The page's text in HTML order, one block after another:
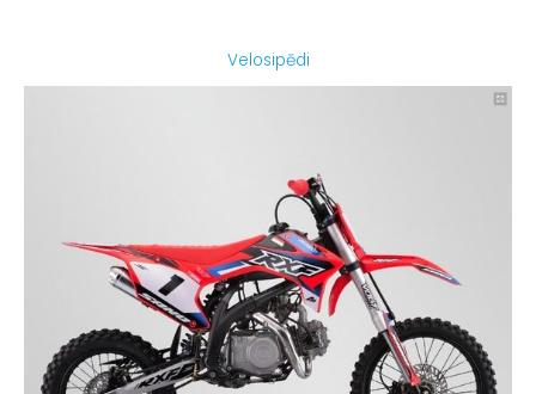
Velosipēdi